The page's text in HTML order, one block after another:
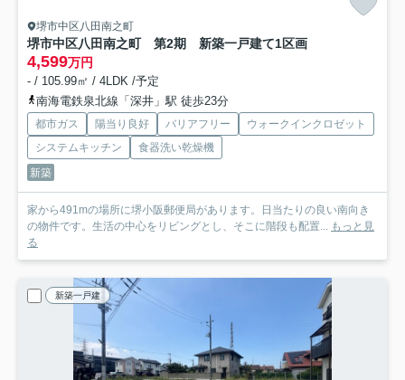
堺市中区八田南之町
堺市中区八田南之町 第2期 新築一戸建て1区画
4,599万円
- / 105.99㎡ / 4LDK /予定
南海電鉄泉北線「深井」駅 徒歩23分
都市ガス 陽当り良好 バリアフリー
ウォークインクロゼット
システムキッチン
食器洗い乾燥機
新築
家から491mの場所に堺小阪郵便局があります。日当たりの良い南向き
の物件です。生活の中心をリビングとし、そこに階段も配置... もっと見
る
新築一戸建